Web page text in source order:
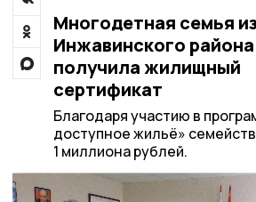
Многодетная семья из
Инжавинского района
получила жилищный
сертификат
Благодаря участию в
доступное жильё»
1 миллиона рублей.